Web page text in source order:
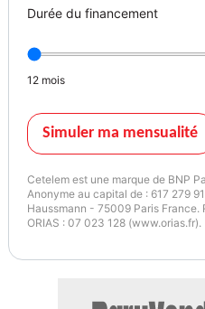
Durée du financement
12 mois
Simuler ma mensualité
Cetelem est une marque de BNP
Anonyme au capital de : 617 279
Haussmann - 75009 Paris France.
ORIAS : 07 023 128 (www.orias.fr).